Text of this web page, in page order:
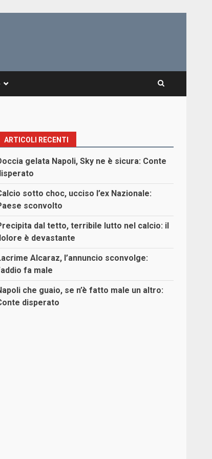
ARTICOLI RECENTI
gelata Napoli, Sky ne è sicura: Conte
sotto choc, ucciso l’ex Nazionale:
sconvolto
dal tetto, terribile lutto nel calcio: il
è devastante
Alcaraz, l’annuncio sconvolge:
fa male
che guaio, se n’è fatto male un altro:
disperato